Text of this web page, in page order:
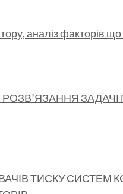
аналіз факторів
ТИСКУ СИСТЕМ